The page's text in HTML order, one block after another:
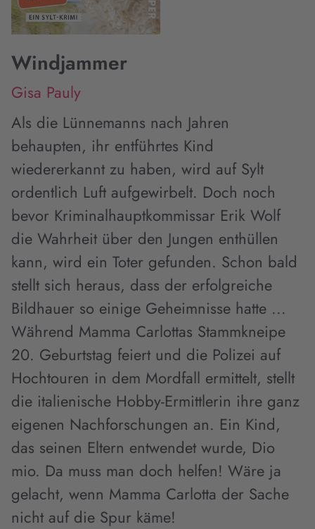
Windjammer
Gisa Pauly
Als die Lünnemanns nach Jahren
behaupten, ihr entführtes Kind
wiedererkannt zu haben, wird auf Sylt
ordentlich Luft aufgewirbelt. Doch noch
bevor Kriminalhauptkommissar Erik Wolf
die Wahrheit über den Jungen enthüllen
kann, wird ein Toter gefunden. Schon bald
stellt sich heraus, dass der erfolgreiche
Bildhauer so einige Geheimnisse hatte ...
Während Mamma Carlottas Stammkneipe
20. Geburtstag feiert und die Polizei auf
Hochtouren in dem Mordfall ermittelt, stellt
die italienische Hobby-Ermittlerin ihre ganz
eigenen Nachforschungen an. Ein Kind,
das seinen Eltern entwendet wurde, Dio
mio. Da muss man doch helfen! Wäre ja
gelacht, wenn Mamma Carlotta der Sache
nicht auf die Spur käme!